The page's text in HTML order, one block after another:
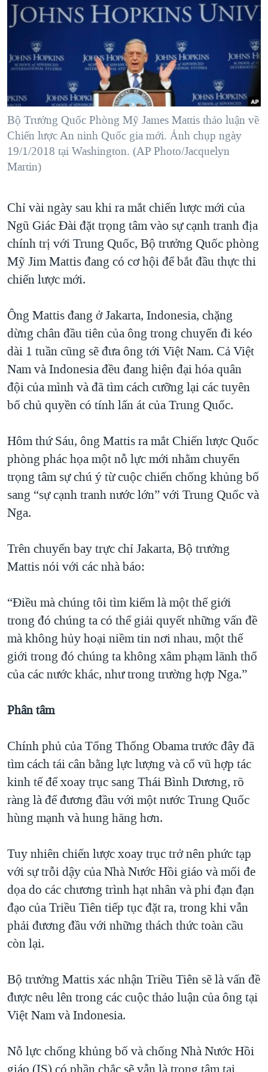
"Tìm"NGƯỜI VIỆT HẢI NGOẠI
KINH TẾ
SỨC KHOẺ
VĂN HOÁ
THỂ THAO
GIÁO DỤC
HÀNH TRÌNH BẦU CỬ 2024
MỘT NĂM CHIẾN TRANH TẠI DẢI GAZA
GIẢI MÃ VÀNH ĐAI & CON ĐƯỜNG
NGÀY TỊ NẠN THẾ GIỚI
GROUND ZERO – XƯA VÀ NAY
CHI PHÍ CHIẾN TRANH AFGHANISTAN
CÁC GIÁ TRỊ CỘNG HÒA Ở VIỆT NAM
NGƯ DÂN VIỆT VÀ LÀN SÓNG TRỘM HẢI SÂM
BÊN KIA QUỐC LỘ: TIẾNG VỌNG TỪ NÔNG THÔN MỸ
QUAN HỆ VIỆT MỸ
VIDEO
MẠNG XÃ HỘI
Ngôn ngữ khác
Bộ Trưởng Quốc Phòng Mỹ James Mattis thảo luận về
Chiến lược An ninh Quốc gia mới. Ảnh chụp ngày
19/1/2018 tại Washington. (AP Photo/Jacquelyn
Martin)
Chỉ vài ngày sau khi ra mắt chiến lược mới của
Ngũ Giác Đài đặt trọng tâm vào sự cạnh tranh địa
chính trị với Trung Quốc, Bộ trưởng Quốc phòng
Mỹ Jim Mattis đang có cơ hội để bắt đầu thực thi
chiến lược mới.
Ông Mattis đang ở Jakarta, Indonesia, chặng
dừng chân đầu tiên của ông trong chuyến đi kéo
dài 1 tuần cũng sẽ đưa ông tới Việt Nam. Cả Việt
Nam và Indonesia đều đang hiện đại hóa quân
đội của mình và đã tìm cách cưỡng lại các tuyên
bố chủ quyền có tính lấn át của Trung Quốc.
Hôm thứ Sáu, ông Mattis ra mắt Chiến lược Quốc
phòng phác họa một nỗ lực mới nhằm chuyển
trọng tâm sự chú ý từ cuộc chiến chống khủng bố
sang “sự cạnh tranh nước lớn” với Trung Quốc và
Nga.
Trên chuyến bay trực chỉ Jakarta, Bộ trưởng
Mattis nói với các nhà báo:
“Điều mà chúng tôi tìm kiếm là một thế giới
trong đó chúng ta có thể giải quyết những vấn đề
mà không hủy hoại niềm tin nơi nhau, một thế
giới trong đó chúng ta không xâm phạm lãnh thổ
của các nước khác, như trong trường hợp Nga.”
Phân tâm
Chính phủ của Tổng Thống Obama trước đây đã
tìm cách tái cân bằng lực lượng và cổ vũ hợp tác
kinh tế để xoay trục sang Thái Bình Dương, rõ
ràng là để đương đầu với một nước Trung Quốc
hùng mạnh và hung hăng hơn.
Tuy nhiên chiến lược xoay trục trở nên phức tạp
với sự trỗi dậy của Nhà Nước Hồi giáo và mối đe
dọa do các chương trình hạt nhân và phi đạn đạn
đạo của Triều Tiên tiếp tục đặt ra, trong khi vẫn
phải đương đầu với những thách thức toàn cầu
còn lại.
Bộ trưởng Mattis xác nhận Triều Tiên sẽ là vấn đề
được nêu lên trong các cuộc thảo luận của ông tại
Việt Nam và Indonesia.
Nỗ lực chống khủng bố và chống Nhà Nước Hồi